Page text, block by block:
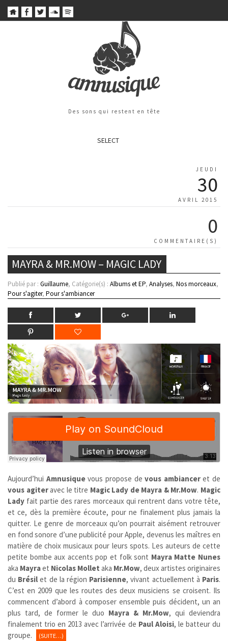
Des sons qui restent en tête
SELECT
JEUDI
30
AVRIL 2015
0
COMMENTAIRE(S)
MAYRA & MR.MOW – MAGIC LADY
Publié par : Guillaume, Catégorie(s) : Albums et EP, Analyses, Nos morceaux,
Pour s'agiter, Pour s'ambiancer
Aujourd’hui Amnusiquevous propose de vous ambianceret de
vous agiteravec le titre Magic Lady de Mayra & Mr.Mow. Magic
Lady fait partie des rares morceaux qui rentrent dans votre tête,
et ce, dès la première écoute, pour ne finalement plus jamais la
quitter. Le genre de morceaux qu’on pourrait aisément retrouver
en fond sonore d’une publicité pour Apple, devenus les maîtres en
matière de choix musicaux pour leurs spots. Les auteurs de cette
petite bombe aux accents pop et folk sont Mayra Matte Nunes
aka Mayraet Nicolas Mollet aka Mr.Mow, deux artistes originaires
du Brésil et de la région Parisienne, vivant actuellement à Paris.
C’est en 2009 que les routes des deux musiciens se croisent. Ils
commencent d’abord à composer ensemble puis décident, un an
plus tard, de former le duo Mayra & Mr.Mow, qui deviendra
finalement trio en 2013 avec l’arrivée de Paul Aloisi, le batteur du
groupe.
(SUITE…)